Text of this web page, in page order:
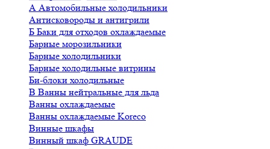
А Автомобильные холодильники
Антисковороды и антигрили
Б Баки для отходов охлаждаемые
Барные морозильники
Барные холодильники
Барные холодильные витрины
Би-блоки холодильные
В Ванны нейтральные для льда
Ванны охлаждаемые
Ванны охлаждаемые Koreco
Винные шкафы
Винный шкаф GRAUDE